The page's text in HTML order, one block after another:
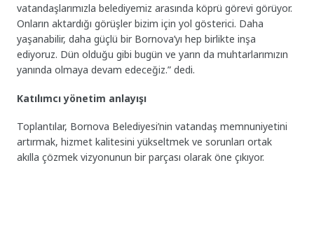
vatandaşlarımızla belediyemiz arasında köprü görevi görüyor.
Onların aktardığı görüşler bizim için yol gösterici. Daha
yaşanabilir, daha güçlü bir Bornova’yı hep birlikte inşa
ediyoruz. Dün olduğu gibi bugün ve yarın da muhtarlarımızın
yanında olmaya devam edeceğiz.” dedi.
Katılımcı yönetim anlayışı
Toplantılar, Bornova Belediyesi’nin vatandaş memnuniyetini
artırmak, hizmet kalitesini yükseltmek ve sorunları ortak
akılla çözmek vizyonunun bir parçası olarak öne çıkıyor.